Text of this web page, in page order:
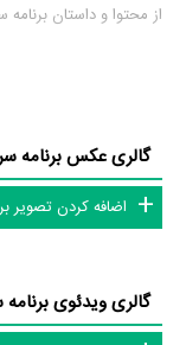
از محتوا و داستان
در خلاصه داستانی که یا
است که در عین سادگی
عوامل برنامه سرزمین
یک از آنها درمنظومیک
گالری عکس برنامه
اضافه کردن تصویر
گالری ویدئوی